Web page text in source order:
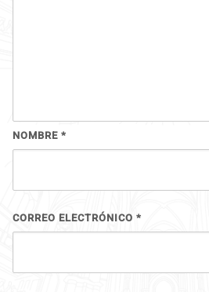
NOMBRE *
CORREO ELECTRÓNICO *